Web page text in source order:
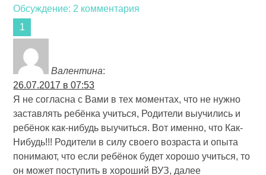
Обсуждение: 2 комментария
Валентина:
26.07.2017 в 07:53
Я не согласна с Вами в тех моментах, что не нужно
заставлять ребёнка учиться, Родители выучились и
ребёнок как-нибудь выучиться. Вот именно, что Как-
Нибудь!!! Родители в силу своего возраста и опыта
понимают, что если ребёнок будет хорошо учиться, то
он может поступить в хороший ВУЗ, далее